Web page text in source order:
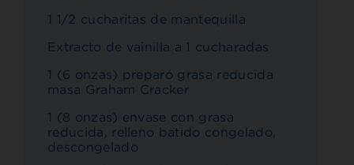
1 1/2 cucharitas de mantequilla
Extracto de vainilla a 1 cucharadas
1 (6 onzas) preparó grasa reducida
masa Graham Cracker
1 (8 onzas) envase con grasa
reducida, relleno batido congelado,
descongelado